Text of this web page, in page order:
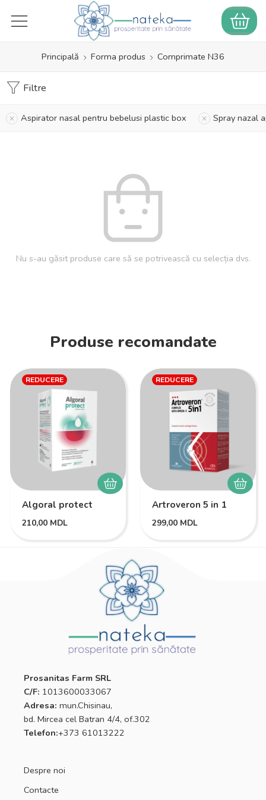
Principală Forma produs Comprimate N36
Filtre
Aspirator nasal pentru bebelusi plastic box Spray nazal
Nu s-au găsit produse care să se potrivească cu selecția dvs.
Produse recomandate
REDUCERE
Algoral protect
210,00 MDL
REDUCERE
Artroveron 5 in 1
299,00 MDL
Prosanitas Farm SRL
C/F: 1013600033067
Adresa: mun.Chisinau,
bd. Mircea cel Batran 4/4, of.302
Telefon:+373 61013222
Despre noi
Contacte